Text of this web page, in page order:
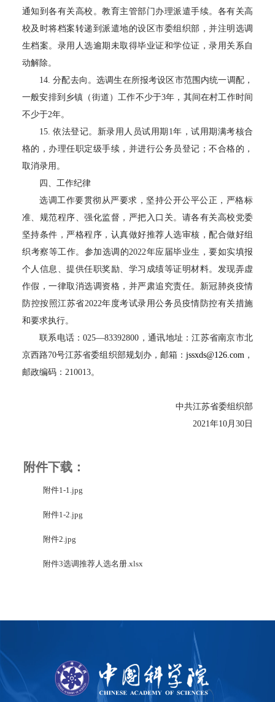
通知到各有关高校。教育主管部门办理派遣手续。各有关高
校及时将档案转递到派遣地的设区市委组织部，并注明选调
生档案。录用人选逾期未取得毕业证和学位证，录用关系自
动解除。
14.分配去向。选调生在所报考设区市范围内统一调配，
一般安排到乡镇（街道）工作不少于3年，其间在村工作时间
不少于2年。
15.依法登记。新录用人员试用期 1年，试用期满考核合
格的，办理任职定级手续，并进行公务员登记；不合格的，
取消录用。
四、工作纪律
选调工作要贯彻从严要求，坚持公开公平公正，严格标
准、规范程序、强化监督，严把入口关。请各有关高校党委
坚持条件，严格程序，认真做好推荐人选审核，配合做好组
织考察等工作。参加选调的2022年应届毕业生，要如实填报
个人信息、提供任职奖励、学习成绩等证明材料。发现弄虚
作假，一律取消选调资格，并严肃追究责任。新冠肺炎疫情
防控按照江苏省2022年度考试录用公务员疫情防控有关措施
和要求执行。
联系电话：025—83392800 ，通讯地址：江苏省南京市北
京西路70号江苏省委组织部规划办，邮箱： jssxds@126.com，
邮政编码： 210013。
中共江苏省委组织部
2021年10月 30 日
附件下载：
附件1-1.jpg
附件1-2.jpg
附件2.jpg
附件3选调推荐人选名册.xlsx